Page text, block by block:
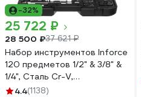
-32%
25 722 ₽
28 500 ₽37 621 ₽
Набор инструментов Inforce
120 предметов 1/2" & 3/8" &
1/4", Сталь Cr-V,
Профессиональный, 06-07-
4.4(1138)